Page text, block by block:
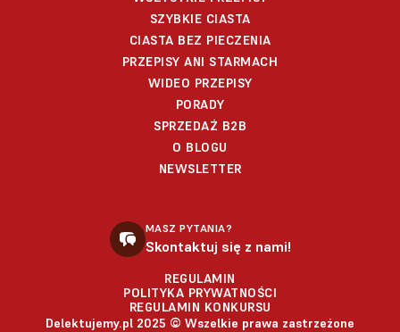
SZYBKIE CIASTA
CIASTA BEZ PIECZENIA
PRZEPISY ANI STARMACH
WIDEO PRZEPISY
PORADY
SPRZEDAŻ B2B
O BLOGU
NEWSLETTER
MASZ PYTANIA?
Skontaktuj się z nami!
REGULAMIN
POLITYKA PRYWATNOŚCI
REGULAMIN KONKURSU
Delektujemy.pl 2025 © Wszelkie prawa zastrzeżone